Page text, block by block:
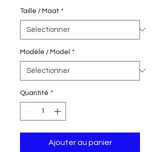
Taille / Maat *
Modèle / Model *
Quantité *
Ajouter au panier